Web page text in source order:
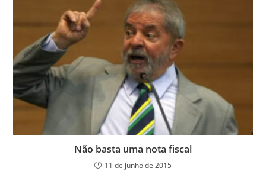
Não basta uma nota fiscal
11 de junho de 2015